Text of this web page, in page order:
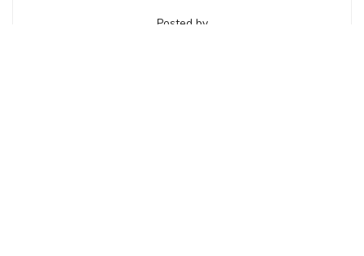
Posted by